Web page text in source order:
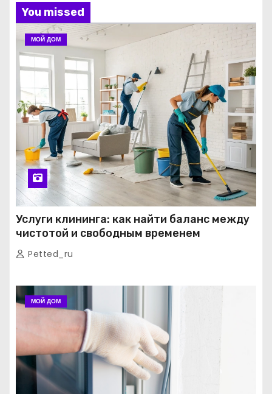
You missed
МОЙ ДОМ
Услуги клининга: как найти баланс между
чистотой и свободным временем
Petted_ru
МОЙ ДОМ